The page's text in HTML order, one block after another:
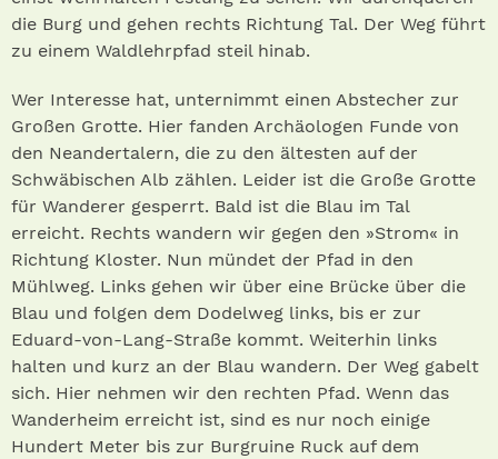
die Burg und gehen rechts Richtung Tal. Der Weg führt
zu einem Waldlehrpfad steil hinab.
Wer Interesse hat, unternimmt einen Abstecher zur
Großen Grotte. Hier fanden Archäologen Funde von
den Neandertalern, die zu den ältesten auf der
Schwäbischen Alb zählen. Leider ist die Große Grotte
für Wanderer gesperrt. Bald ist die Blau im Tal
erreicht. Rechts wandern wir gegen den »Strom« in
Richtung Kloster. Nun mündet der Pfad in den
Mühlweg. Links gehen wir über eine Brücke über die
Blau und folgen dem Dodelweg links, bis er zur
Eduard-von-Lang-Straße kommt. Weiterhin links
halten und kurz an der Blau wandern. Der Weg gabelt
sich. Hier nehmen wir den rechten Pfad. Wenn das
Wanderheim erreicht ist, sind es nur noch einige
Hundert Meter bis zur Burgruine Ruck auf dem